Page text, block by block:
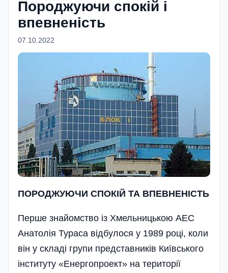
Породжуючи спокій і
впевненість
07.10.2022
ПОРОДЖУЮЧИ СПОКІЙ ТА ВПЕВНЕНІСТЬ
Перше знайомство із Хмельницькою АЕС
Анатолія Тураса відбулося у 1989 році, коли
він у складі групи представників Київського
інституту «Енергопроект» на території